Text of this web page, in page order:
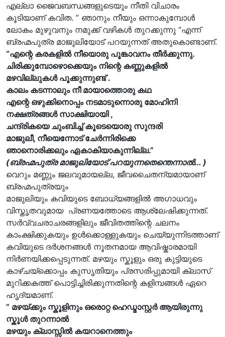
എല്ലാ ജൈവബന്ധങ്ങളുടെയും നീതി വിചാരം
കൂടിയാണ് കവിത. ” ഞാനും നീയും ഒന്നാകുമ്പോൾ
ലോകം മുഴുവനും നമുക്ക് വഴികൾ തുറക്കുന്നു “എന്ന്
ബ്രഹ്മപുത്ര മാജുലിയോട് പറയുന്നത് അതുകൊണ്ടാണ്.
“എന്റെ കരകളിൽ നീയൊരു പൂങ്കാവനം തീർക്കുന്നു.
ചിരിക്കുമ്പോഴൊക്കെയും നിന്റെ കണ്ണുകളിൽ
മഴവില്ലുകൾ പൂക്കുന്നുണ്ട് .
കാലം കടന്നാലും നീ മായാത്തൊരു കഥ
എന്റെ ഒഴുക്കിനൊപ്പം നടമാടുന്നൊരു മോഹിനി
നക്ഷത്രങ്ങൾ സാക്ഷിയായി ,
ചന്ദ്രികയെ ചുംബിച്ച് കൂടെയൊരു സുന്ദരി
മാജുലീ, നീയെന്നോട് ചേർന്നിരിക്കെ
ഞാനൊരിക്കലും ഏകാകിയാകുന്നില്ല.”
(ബ്രഹ്മപുത്ര മാജുലിയോട് പറയുന്നതെന്തെന്നാൽ… )
വെറും മണ്ണും ജലവുമായല്ല, ജീവചൈതന്യമായാണ്
ബ്രഹ്മപുത്രയും
മാജുലിയും കവിയുടെ ബോധ്യങ്ങളിൽ അഗാധവും
വിസ്തൃതവുമായ പ്രണയത്തോടെ ആശ്ലേഷിക്കുന്നത്.
സർവ്വചരാചരങ്ങളിലും ജീവിതത്തിന്റെ ചലനം
കാംക്ഷിക്കുകയും ഉൾക്കൊള്ളുകയും ചെയ്യുന്നിടത്താണ്
കവിയുടെ ദർശനങ്ങൾ നൂതനമായ ആവിഷ്കാരമായി
നിർണയിക്കപ്പെടുന്നത്. മഴയും സ്കൂളും ഒരു കുട്ടിയുടെ
കാഴ്ചയ്ക്കൊപ്പം കുസൃതിയും പ്രസരിപ്പുമായി ക്ലാസ്
മുറിക്കകത്ത് പൊട്ടിച്ചിരിക്കുന്നതിന്റെ കളിമ്പങ്ങൾ ഏറെ
ഹൃദ്യമാണ്.
” മഴയ്ക്കും സ്കൂളിനും ഒരൊറ്റ ഹെഡ്മാസ്റ്റർ ആയിരുന്നു
സ്കൂൾ തുറന്നാൽ
മഴയും ക്ലാസ്സിൽ കയറാനെത്തും